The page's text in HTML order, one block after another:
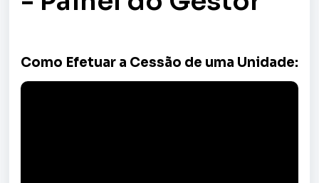
Como Efetuar a Cessão de uma Unidade: